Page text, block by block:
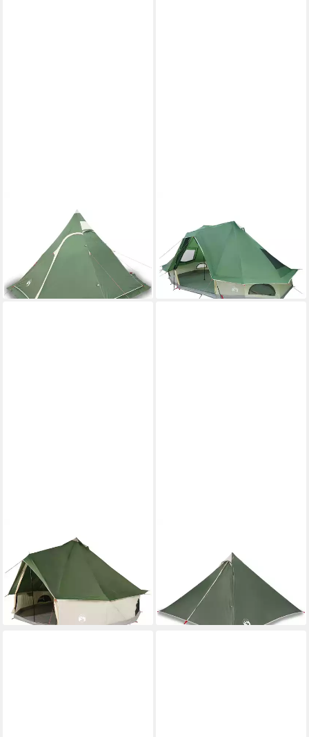
Tipi-Zelt Tipi-Campingzelt 5
Personen Grün Wasserdicht,
Personen: 5 (1 tlg)
ab 78,99 €
lieferbar - in 4-5 Werktagen bei dir
Tipi-Zelt Tipi Zelt 6 Personen
Grün Taft, Personen: 6 (1 tlg)
ab 157,99 €
lieferbar - in 4-5 Werktagen bei dir
Tipi-Zelt Tipi-Familienzelt 8
Personen Grün Wasserdicht,
(1 tlg)
ab 195,99 €
lieferbar - in 4-5 Werktagen bei dir
Personen Grün Wasserdicht,
Personen: 7 (1 tlg)
ab 42,99 €
lieferbar - in 4-5 Werktagen bei dir